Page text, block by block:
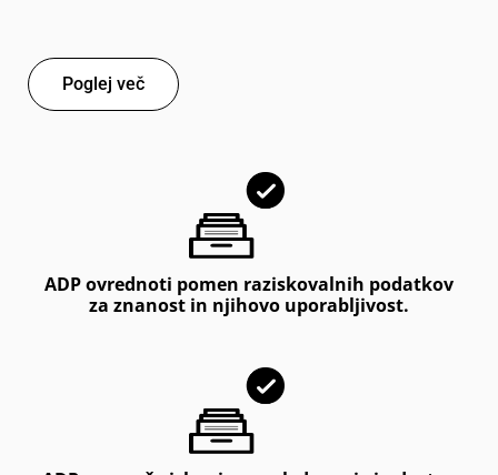
Poglej več
ADP ovrednoti pomen raziskovalnih podatkov
za znanost in njihovo uporabljivost.